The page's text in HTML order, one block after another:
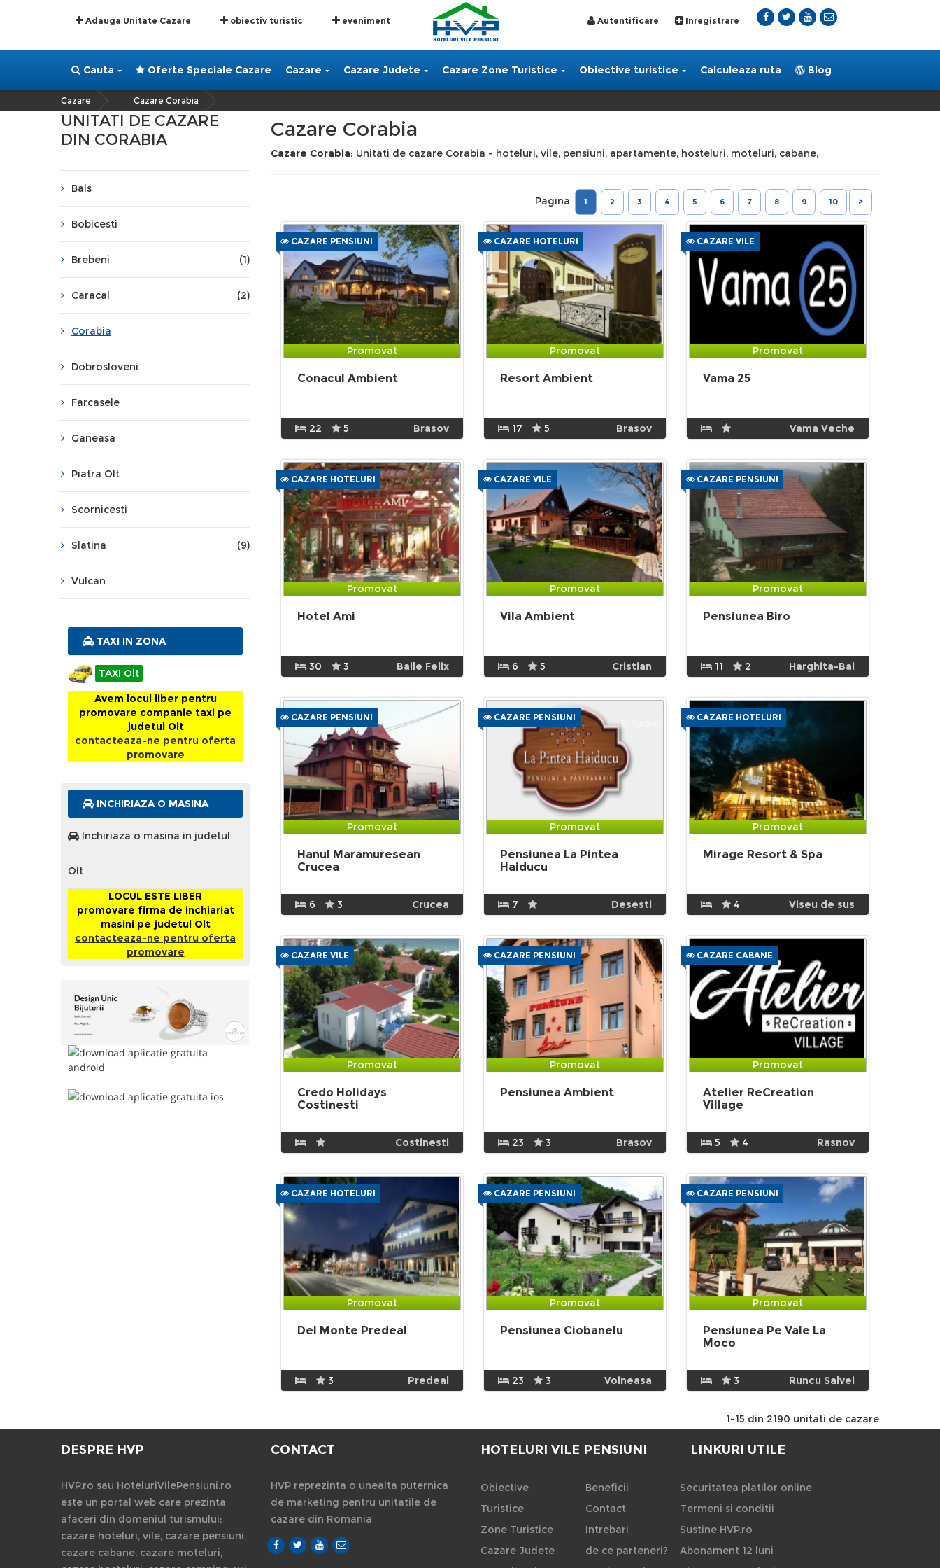
Adauga Unitate Cazare obiectiv turistic eveniment Autentificare Inregistrare
Cauta Oferte Speciale Cazare Cazare Cazare Judete Cazare Zone Turistice Obiective turistice Calculeaza ruta Blog
Cazare Cazare Corabia
UNITATI DE CAZARE
DIN CORABIA
Bals
Bobicesti
Brebeni (1)
Caracal (2)
Corabia
Dobrosloveni
Farcasele
Ganeasa
Piatra Olt
Scornicesti
Slatina (9)
Vulcan
TAXI IN ZONA
TAXI Olt
Avem locul liber pentru
promovare companie taxi pe
judetul Olt
contacteaza-ne pentru oferta
promovare
INCHIRIAZA O MASINA
Inchiriaza o masina in judetul
Olt
LOCUL ESTE LIBER
promovare firma de inchiariat
masini pe judetul Olt
contacteaza-ne pentru oferta
promovare
Cazare Corabia
Cazare Corabia: Unitati de cazare Corabia - hoteluri, vile, pensiuni, apartamente, hosteluri, moteluri, cabane,
Pagina 1 2 3 4 5 6 7 8 9 10 >
CAZARE PENSIUNI
Promovat
Conacul Ambient
22 5 Brasov
CAZARE HOTELURI
Promovat
Resort Ambient
17 5 Brasov
CAZARE VILE
Promovat
Vama 25
Vama Veche
CAZARE HOTELURI
Promovat
Hotel Ami
30 3 Baile Felix
CAZARE VILE
Promovat
Vila Ambient
6 5 Cristian
CAZARE PENSIUNI
Promovat
Pensiunea Biro
11 2 Harghita-Bai
CAZARE PENSIUNI
Promovat
Hanul Maramuresean
Crucea
6 3 Crucea
CAZARE PENSIUNI
Promovat
Pensiunea La Pintea
Haiducu
7 Desesti
CAZARE HOTELURI
Promovat
Mirage Resort & Spa
4 Viseu de sus
CAZARE VILE
Promovat
Credo Holidays
Costinesti
Costinesti
CAZARE PENSIUNI
Promovat
Pensiunea Ambient
23 3 Brasov
CAZARE CABANE
Promovat
Atelier ReCreation
Village
5 4 Rasnov
CAZARE HOTELURI
Promovat
Del Monte Predeal
3 Predeal
CAZARE PENSIUNI
Promovat
Pensiunea Ciobanelu
23 3 Voineasa
CAZARE PENSIUNI
Promovat
Pensiunea Pe Vale La
Moco
3 Runcu Salvei
1-15 din 2190 unitati de cazare
DESPRE HVP
HVP.ro sau HoteluriVilePensiuni.ro
este un portal web care prezinta
afaceri din domeniul turismului:
cazare hoteluri, vile, cazare pensiuni,
cazare cabane, cazare moteluri,
CONTACT
HVP reprezinta o unealta puternica
de marketing pentru unitatile de
cazare din Romania
HOTELURI VILE PENSIUNI
Obiective
Turistice
Zone Turistice
Cazare Judete
Beneficii
Contact
Intrebari
de ce parteneri?
LINKURI UTILE
Securitatea platilor online
Termeni si conditii
Sustine HVP.ro
Abonament 12 luni